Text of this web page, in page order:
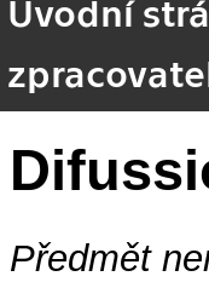
Úvodní
Předmět